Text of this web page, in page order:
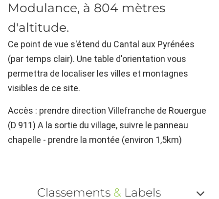
Modulance, à 804 mètres
d'altitude.
Ce point de vue s'étend du Cantal aux Pyrénées
(par temps clair). Une table d'orientation vous
permettra de localiser les villes et montagnes
visibles de ce site.
Accès : prendre direction Villefranche de Rouergue
(D 911) A la sortie du village, suivre le panneau
chapelle - prendre la montée (environ 1,5km)
Classements &Labels